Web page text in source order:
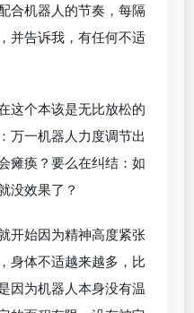
合机器人的节奏，每隔
并告诉我，有任何不适
这个本该是无比放松的
万一机器人力度调节出
瘫痪？要么在纠结：如
没效果了？
开始因为精神高度紧张
身体不适越来越多，比
因为机器人本身没有温